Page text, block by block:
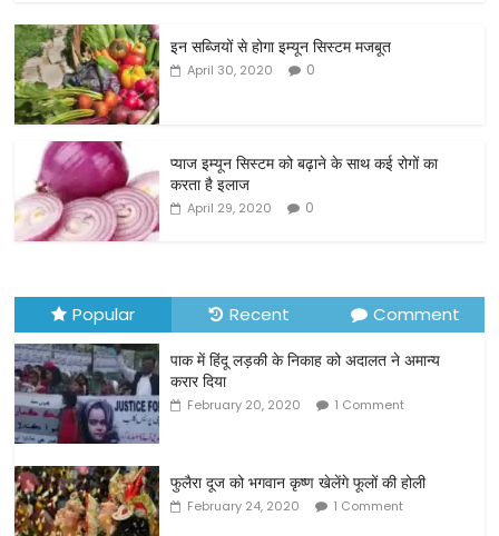
c
e
b
o
o
k
itt
er
ar
e
इन सब्जियों से होगा इम्यून सिस्टम मजबूत
April 30, 2020 0
प्याज इम्यून सिस्टम को बढ़ाने के साथ कई रोगों का
करता है इलाज
April 29, 2020 0
Popular Recent Comment
पाक में हिंदू लड़की के निकाह को अदालत ने अमान्य
करार दिया
February 20, 2020 1 Comment
फुलैरा दूज को भगवान कृष्ण खेलेंगे फूलों की होली
February 24, 2020 1 Comment